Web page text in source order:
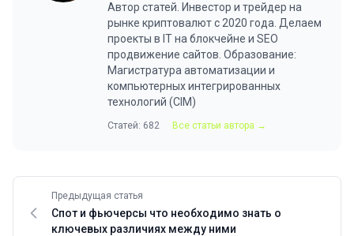
Автор статей. Инвестор и трейдер на
рынке криптовалют с 2020 года. Делаем
проекты в IT на блокчейне и SEO
продвижение сайтов. Образование:
Магистратура автоматизации и
компьютерных интегрированных
технологий (CIM)
Статей: 682 Все статьи автора →
Предыдущая статья
Спот и фьючерсы что необходимо знать о
ключевых различиях между ними